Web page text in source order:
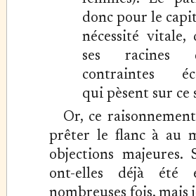
donc pour le
nécessité vitale,
ses racines
contraintes
qui pèsent sur ce
Or, ce
prêter le flanc à au
objections majeures.
ont-elles déjà été